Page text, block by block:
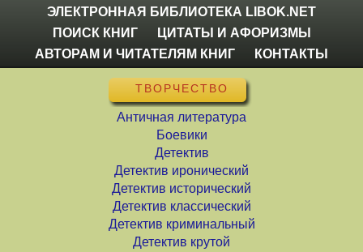
ЭЛЕКТРОННАЯ БИБЛИОТЕКА LIBOK.NET
ПОИСК КНИГ
ЦИТАТЫ И АФОРИЗМЫ
АВТОРАМ И ЧИТАТЕЛЯМ КНИГ
КОНТАКТЫ
ТВОРЧЕСТВО
Античная литература
Боевики
Детектив
Детектив иронический
Детектив исторический
Детектив классический
Детектив криминальный
Детектив крутой